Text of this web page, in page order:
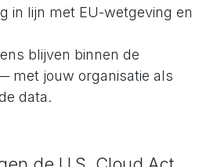
in lijn met EU-wetgeving en
blijven binnen de
met jouw organisatie als
data.